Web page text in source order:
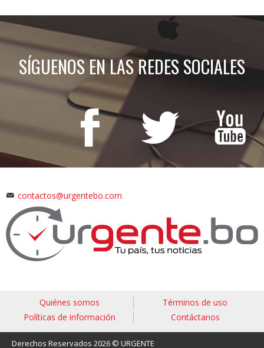
SÍGUENOS EN LAS REDES SOCIALES
contactos@urgentebo.com
Quiénes somos
Términos de uso
Políticas de información
Contáctanos
Derechos Reservados 2026 © URGENTE